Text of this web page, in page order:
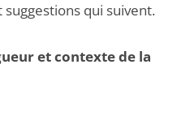
qui suivent.
et contexte de la